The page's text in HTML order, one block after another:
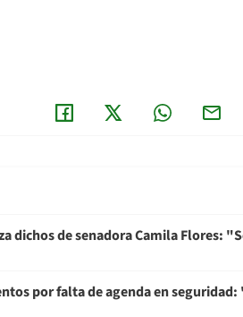
dichos de senadora Camila Flores:
por falta de agenda en seguridad: